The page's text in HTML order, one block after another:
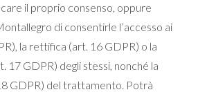
il proprio consenso, oppure
di consentirle l’accesso ai
la rettifica (art. 16 GDPR) o la
17 GDPR) degli stessi, nonché la
GDPR) del trattamento. Potrà